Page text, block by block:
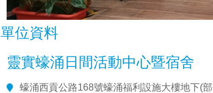
單位資料
靈實蠔涌日間活動中心暨宿舍
蠔涌西貢公路168號蠔涌福利設施大樓地下(